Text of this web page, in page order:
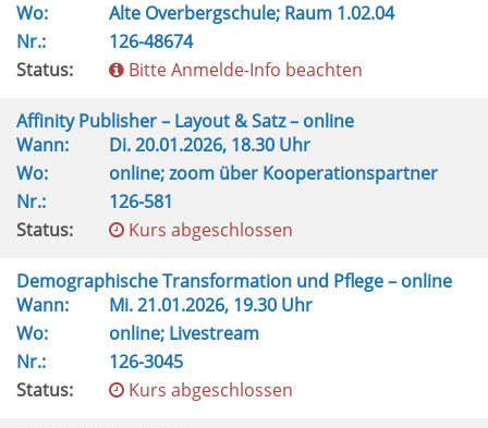
Wo:
Alte Overbergschule; Raum 1.02.04
Nr.:
126-48674
Status:
Bitte Anmelde-Info beachten
Affinity Publisher – Layout & Satz – online
Wann:
Di.20.01.2026, 18.30 Uhr
Wo:
online; zoom über Kooperationspartner
Nr.:
126-581
Status:
Kurs abgeschlossen
Demographische Transformation und Pflege – online
Wann:
Mi.21.01.2026, 19.30 Uhr
Wo:
online; Livestream
Nr.:
126-3045
Status:
Kurs abgeschlossen